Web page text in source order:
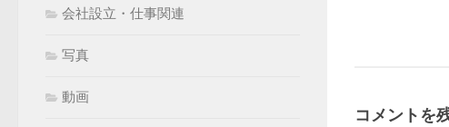
コメントを
会社設立・仕事関連
写真
動画